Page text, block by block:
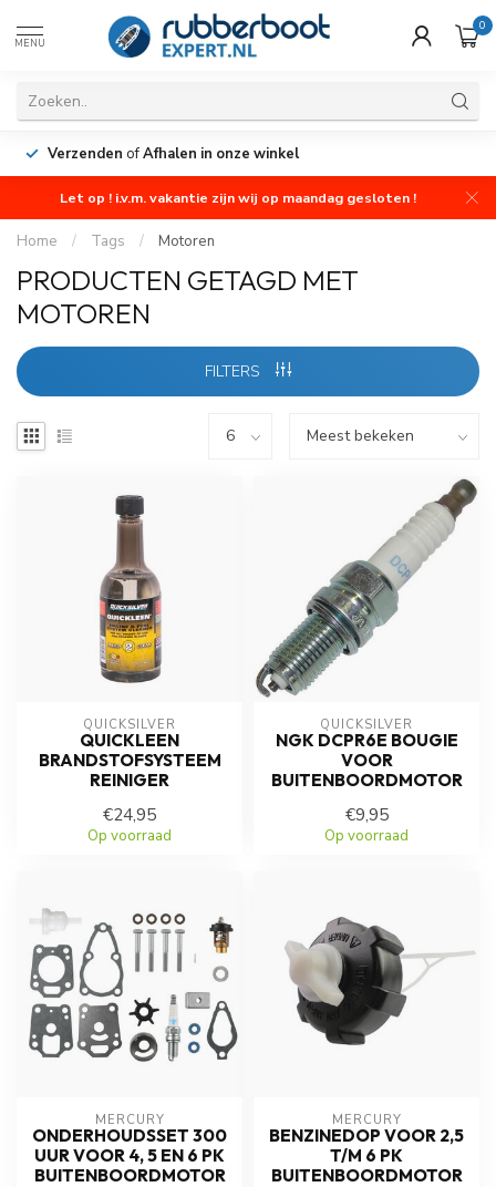
MENU
0
Verzenden ofAfhalen in onze winkel
Let op ! i.v.m. vakantie zijn wij op maandag gesloten !
Home / Tags / Motoren
PRODUCTEN GETAGD MET
MOTOREN
FILTERS
QUICKSILVER
QUICKLEEN
BRANDSTOFSYSTEEM
REINIGER
€24,95
Op voorraad
QUICKSILVER
NGK DCPR6E BOUGIE
VOOR
BUITENBOORDMOTOR
€9,95
Op voorraad
MERCURY
ONDERHOUDSSET 300
UUR VOOR 4, 5 EN 6 PK
BUITENBOORDMOTOR
MERCURY
BENZINEDOP VOOR 2,5
T/M 6 PK
BUITENBOORDMOTOR